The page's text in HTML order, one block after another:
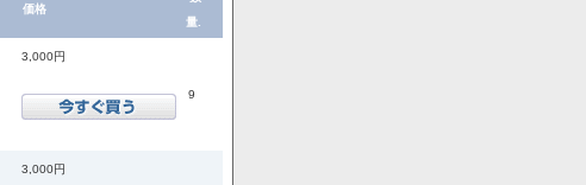
価格
量.
3,000円
9
3,000円